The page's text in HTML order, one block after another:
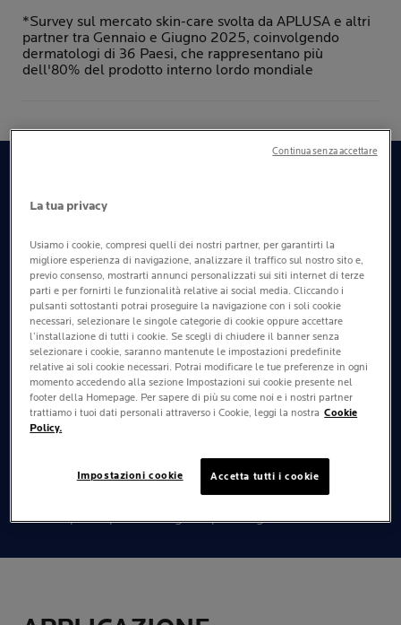
*Survey sul mercato skin-care svolta da APLUSA e altri
partner tra Gennaio e Giugno 2025, coinvolgendo
dermatologi di 36 Paesi, che rappresentano più
dell'80% del prodotto interno lordo mondiale
TEXTURE
Texture che non unge, non appicca e non lascia tracce
bianche.
PROTEZIONE
Protezione molto alta.
TOLLERABILITÀ
Testata per la pelle allergica. Ipoallergenico.
La tua privacy
Usiamo i cookie, compresi quelli dei nostri partner, per garantirti la
migliore esperienza di navigazione, analizzare il traffico sul nostro sito e,
previo consenso, mostrarti annunci personalizzati sui siti internet di terze
parti e per fornirti le funzionalità relative ai social media. Cliccando i
pulsanti sottostanti potrai proseguire la navigazione con i soli cookie
necessari, selezionare le singole categorie di cookie oppure accettare
l’installazione di tutti i cookie. Se scegli di chiudere il banner senza
selezionare i cookie, saranno mantenute le impostazioni predefinite
relative ai soli cookie necessari. Potrai modificare le tue preferenze in ogni
momento accedendo alla sezione Impostazioni sui cookie presente nel
footer della Homepage. Per sapere di più su come noi e i nostri partner
trattiamo i tuoi dati personali attraverso i Cookie, leggi la nostra Cookie
Policy.
Impostazioni cookie Accetta tutti i cookie
Continua senza accettare